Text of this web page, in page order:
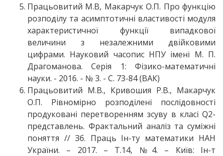
Працьовитий М.В, Макарчук О.П. Про функцію
розподілу та асимптотичні властивості модуля
характеристичної функції випадкової
величини з незалежними двійковими
цифрами. Науковий часопис НПУ імені М. П.
Драгоманова. Серія 1: Фізико-математичні
науки. - 2016. - № 3. - С. 73-84 (ВАК)
Працьовитий М.В., Кривошия Р.В., Макарчук
О.П. Рівномірно розподілені послідовності
продуковані перетворенням зсуву в класі Q2-
представлень. Фрактальний аналіз та суміжні
поняття // Зб. Праць Ін-ту математики НАН
України. – 2017. – Т.14, №4. – Київ: Ін-т